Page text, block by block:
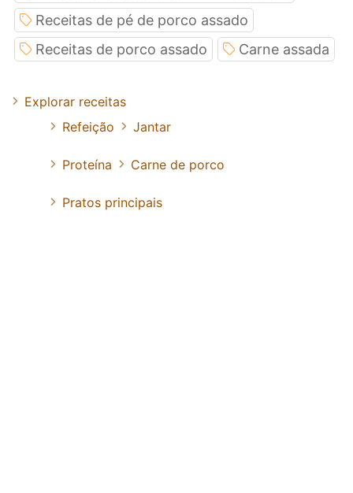
Receitas de pé de porco assado
Receitas de porco assado
Carne assada
Explorar receitas
Refeição
Jantar
Proteína Carne de porco
Pratos principais